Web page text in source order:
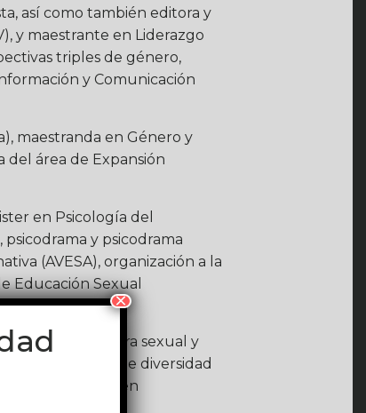
así como también editora y
y maestrante en Liderazgo
triples de género,
y Comunicación
maestranda en Género y
del área de Expansión
en Psicología del
y psicodrama
(AVESA), organización a la
Educación Sexual
educadora sexual y
del Colectivo de diversidad
además en
×